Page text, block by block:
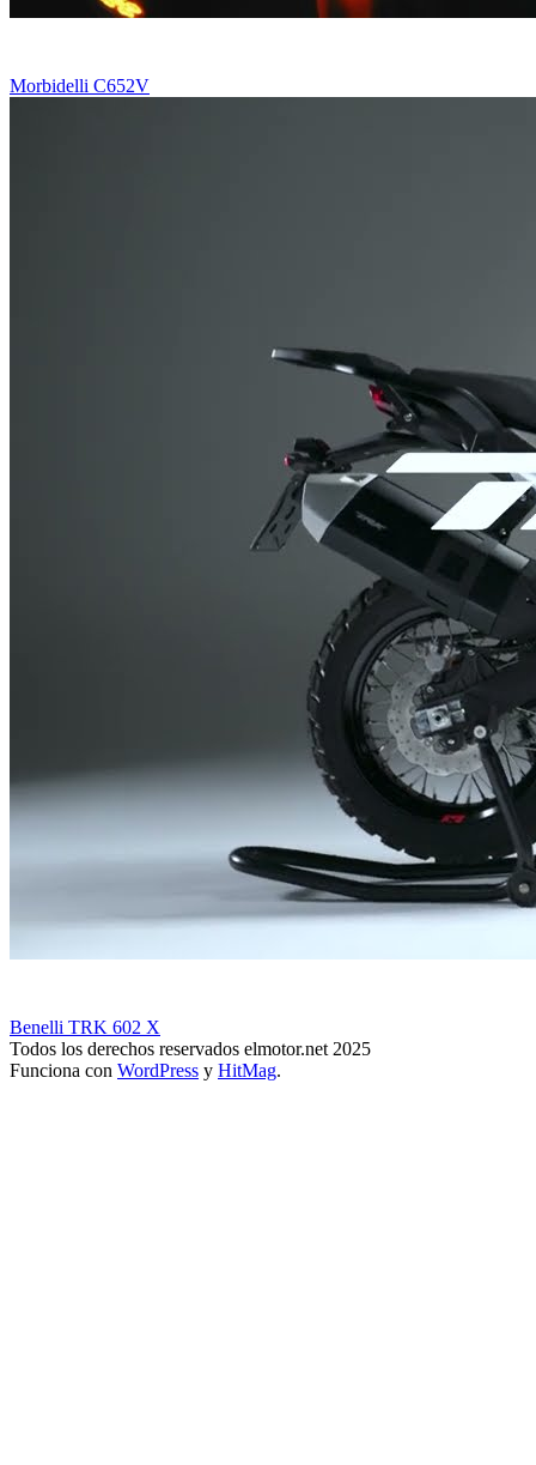
Morbidelli C652V
Benelli TRK 602 X
Todos los derechos reservados elmotor.net 2025
Funciona con WordPress y HitMag.